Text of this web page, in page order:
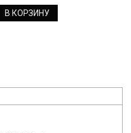
В КОРЗИНУ